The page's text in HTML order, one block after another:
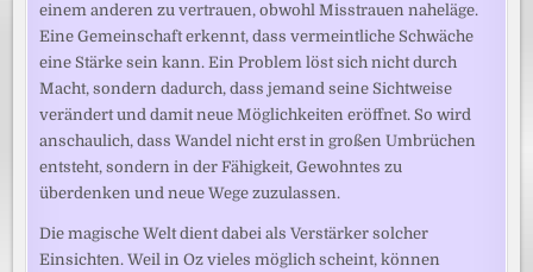
einem anderen zu vertrauen, obwohl Misstrauen naheläge.
Eine Gemeinschaft erkennt, dass vermeintliche Schwäche
eine Stärke sein kann. Ein Problem löst sich nicht durch
Macht, sondern dadurch, dass jemand seine Sichtweise
verändert und damit neue Möglichkeiten eröffnet. So wird
anschaulich, dass Wandel nicht erst in großen Umbrüchen
entsteht, sondern in der Fähigkeit, Gewohntes zu
überdenken und neue Wege zuzulassen.
Die magische Welt dient dabei als Verstärker solcher
Einsichten. Weil in Oz vieles möglich scheint, können